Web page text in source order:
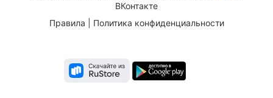
ВКонтакте
Правила
Политика конфиденциальности